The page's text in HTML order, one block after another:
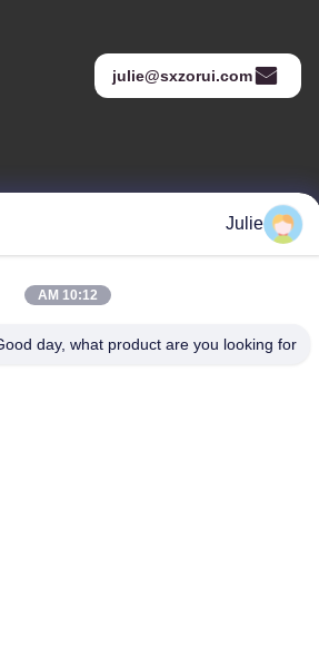
julie@sxzorui.com
العنوان
Julie
10:12 AM
Good day, what product are you looking for?